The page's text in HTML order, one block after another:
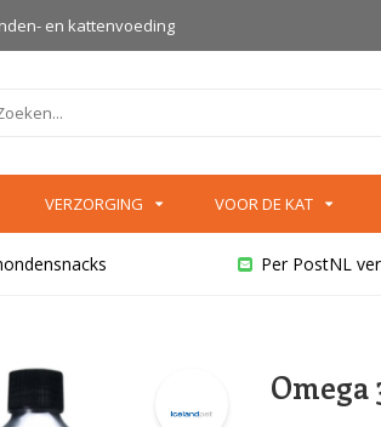
en kattenvoeding
VERZORGING VOOR DE KAT
Per PostNL
Omega